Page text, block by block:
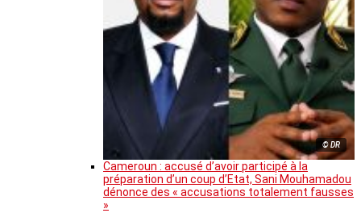
© DR
Cameroun : accusé d’avoir participé à la
préparation d’un coup d’Etat, Sani Mouhamadou
dénonce des « accusations totalement fausses
»